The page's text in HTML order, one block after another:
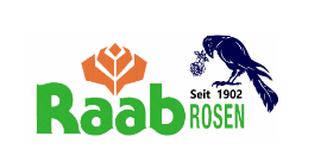
Navigation
springen
Inhalt
springen